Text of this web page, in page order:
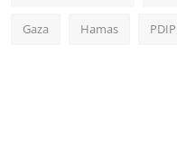
Gaza Hamas PDIP